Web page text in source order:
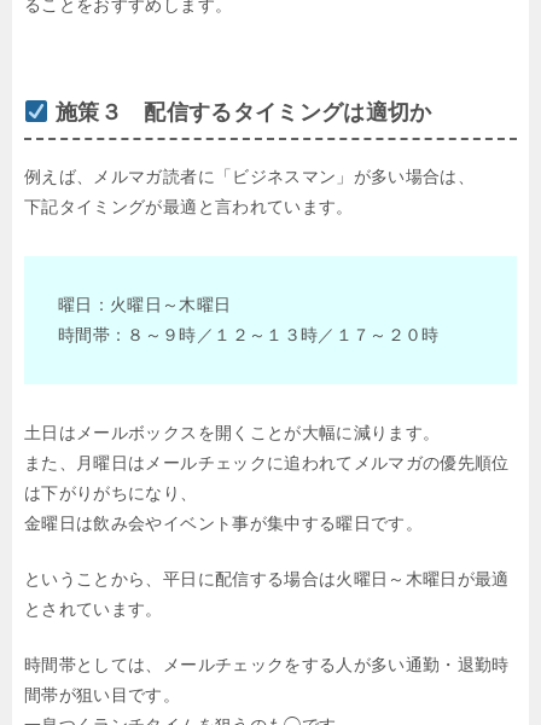
ることをおすすめします。
施策３ 配信するタイミングは適切か
例えば、メルマガ読者に「ビジネスマン」が多い場合は、
下記タイミングが最適と言われています。
曜日：火曜日～木曜日
時間帯：８～９時／１２～１３時／１７～２０時
土日はメールボックスを開くことが大幅に減ります。
また、月曜日はメールチェックに追われてメルマガの優先順位
は下がりがちになり、
金曜日は飲み会やイベント事が集中する曜日です。
ということから、平日に配信する場合は火曜日～木曜日が最適
とされています。
時間帯としては、メールチェックをする人が多い通勤・退勤時
間帯が狙い目です。